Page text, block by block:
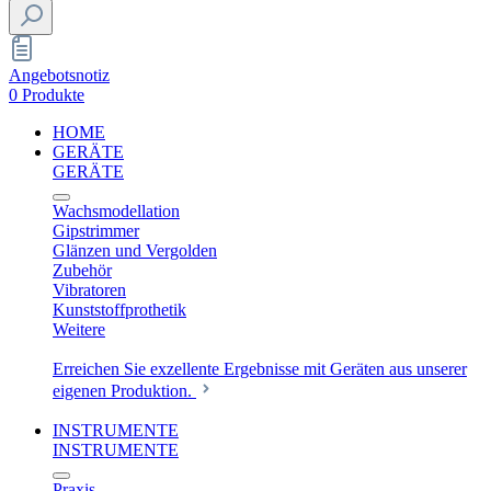
Angebotsnotiz
0 Produkte
HOME
GERÄTE
GERÄTE
Wachsmodellation
Gipstrimmer
Glänzen und Vergolden
Zubehör
Vibratoren
Kunststoffprothetik
Weitere
Erreichen Sie exzellente Ergebnisse mit Geräten aus unserer
eigenen Produktion.
INSTRUMENTE
INSTRUMENTE